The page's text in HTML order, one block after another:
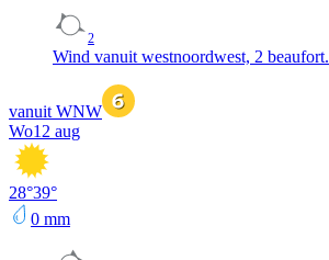
2
Wind vanuit westnoordwest, 2 beaufort.
vanuit WNW
Wo12 aug
28°39°
0 mm